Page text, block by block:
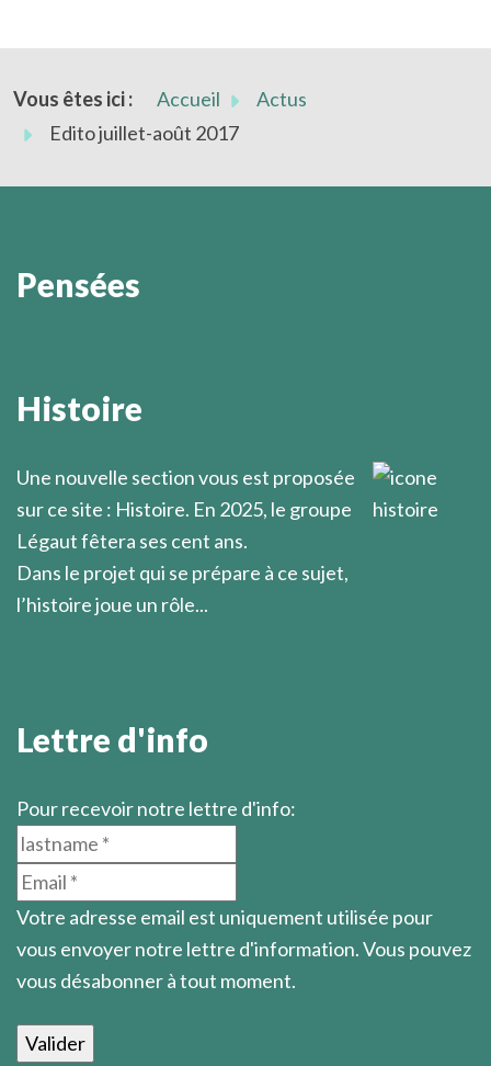
Vous êtes ici : Accueil
Actus
Edito juillet-août 2017
Pensées
Marcel Légaut
Histoire
Une nouvelle section vous est proposée
sur ce site : Histoire. En 2025, le groupe
Légaut fêtera ses cent ans.
Dans le projet qui se prépare à ce sujet,
l’histoire joue un rôle...
Lettre d'info
Pour recevoir notre lettre d'info:
Votre adresse email est uniquement utilisée pour
vous envoyer notre lettre d'information. Vous pouvez
vous désabonner à tout moment.